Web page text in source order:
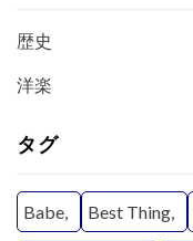
歴史
洋楽
タグ
Babe Best Thing